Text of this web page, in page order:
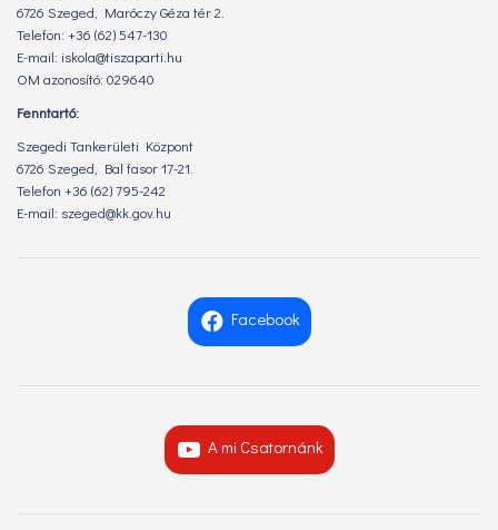
6726 Szeged, Maróczy Géza tér 2.
Telefon: +36 (62) 547-130
E-mail: iskola@tiszaparti.hu
OM azonosító: 029640
Fenntartó:
Szegedi Tankerületi Központ
6726 Szeged, Bal fasor 17-21.
Telefon +36 (62) 795-242
E-mail: szeged@kk.gov.hu
Facebook
A mi Csatornánk